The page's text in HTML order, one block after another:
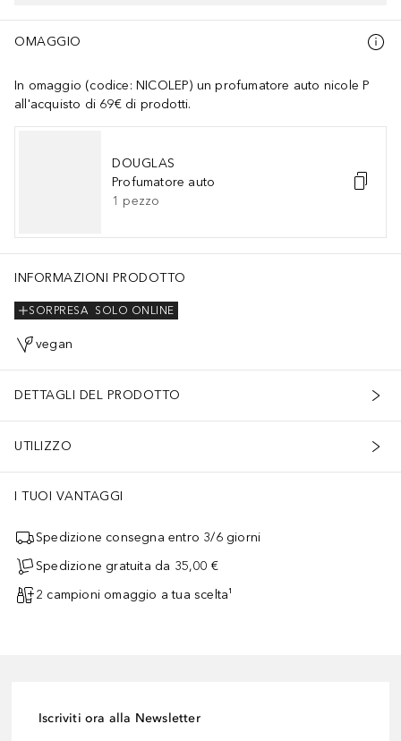
OMAGGIO
In omaggio (codice: NICOLEP) un profumatore auto nicole P
all'acquisto di 69€ di prodotti.
DOUGLAS
Profumatore auto
1 pezzo
INFORMAZIONI PRODOTTO
SOLO ONLINE
SORPRESA
vegan
DETTAGLI DEL PRODOTTO
UTILIZZO
I TUOI VANTAGGI
Spedizione consegna entro 3/6 giorni
Spedizione gratuita da 35,00 €
2 campioni omaggio a tua scelta¹
Iscriviti ora alla Newsletter